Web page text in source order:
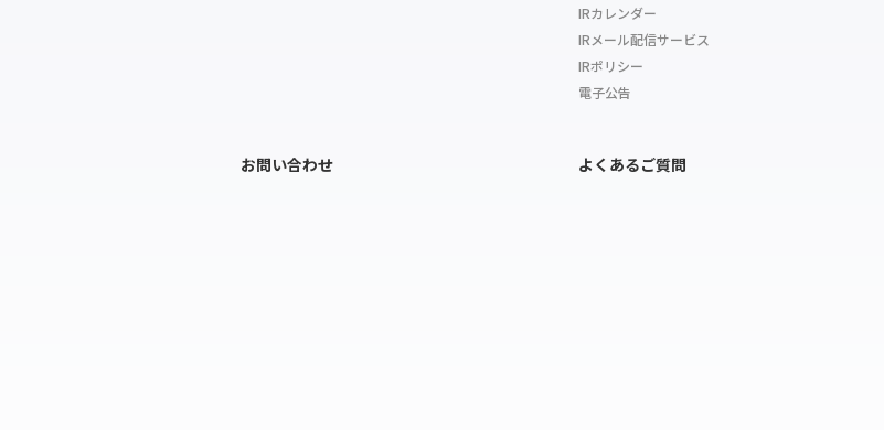
IRカレンダー
IRメール配信サービス
IRポリシー
電子公告
お問い合わせ よくあるご質問